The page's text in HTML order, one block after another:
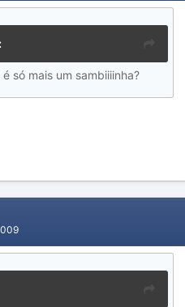
só mais um sambiiiinha?